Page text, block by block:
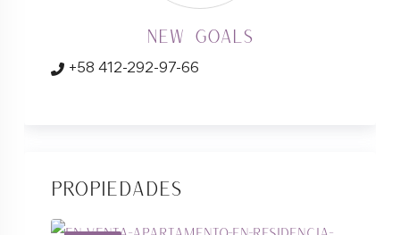
New Goals
+58 412-292-97-66
Propiedades